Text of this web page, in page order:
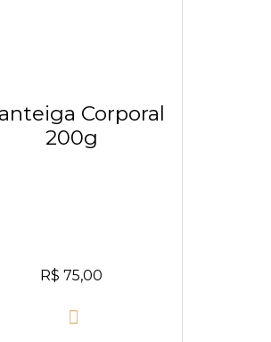
Corporal
200g
R$ 75,00